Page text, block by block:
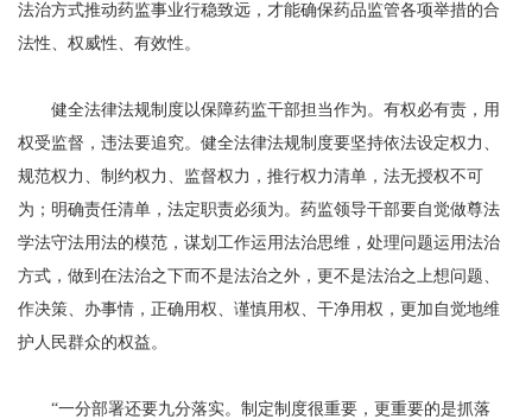
法治方式推动药监事业行稳致远，才能确保药品监管各项举措的合
法性、权威性、有效性。
健全法律法规制度以保障药监干部担当作为。有权必有责，用
权受监督，违法要追究。健全法律法规制度要坚持依法设定权力、
规范权力、制约权力、监督权力，推行权力清单，法无授权不可
为；明确责任清单，法定职责必须为。药监领导干部要自觉做尊法
学法守法用法的模范，谋划工作运用法治思维，处理问题运用法治
方式，做到在法治之下而不是法治之外，更不是法治之上想问题、
作决策、办事情，正确用权、谨慎用权、干净用权，更加自觉地维
护人民群众的权益。
“一分部署还要九分落实。制定制度很重要，更重要的是抓落